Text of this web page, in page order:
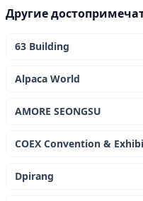
Другие
63 Building
Alpaca World
AMORE SEONGSU
COEX Convention &
Dpirang